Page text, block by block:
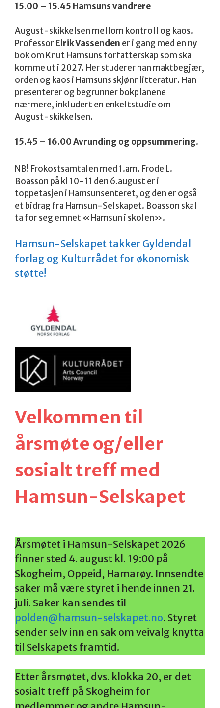
15.00 – 15.45 Hamsuns vandrere
August-skikkelsen mellom kontroll og kaos.
ProfessorEirik Vassenden er i gang med en ny
bok om Knut Hamsuns forfatterskap som skal
komme ut i 2027. Her studerer han maktbegjær,
orden og kaos i Hamsuns skjønnlitteratur. Han
presenterer og begrunner bokplanene
nærmere, inkludert en enkeltstudie om
August-skikkelsen.
15.45 – 16.00 Avrunding og oppsummering.
NB! Frokostsamtalen med 1.am. Frode L.
Boasson på kl 10-11 den 6.august er i
toppetasjen i Hamsunsenteret, og den er også
et bidrag fra Hamsun-Selskapet. Boasson skal
ta for seg emnet «Hamsun i skolen».
Hamsun-Selskapet takker Gyldendal
forlag og Kulturrådet for økonomisk
støtte!
Velkommen til
årsmøte og/eller
sosialt treff med
Hamsun-Selskapet
Årsmøtet i Hamsun-Selskapet 2026
finner sted 4. august kl. 19:00 på
Skogheim, Oppeid, Hamarøy. Innsendte
saker må være styret i hende innen 21.
juli. Saker kan sendes til
polden@hamsun-selskapet.no. Styret
sender selv inn en sak om veivalg knytta
til Selskapets framtid.
Etter årsmøtet, dvs. klokka 20, er det
sosialt treff på Skogheim for